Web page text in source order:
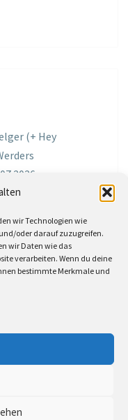
wir Technologien wie
oder darauf zuzugreifen.
wir Daten wie das
verarbeiten. Wenn du deine
bestimmte Merkmale und
(+ Hey
Joe Astray
Green in der
zum